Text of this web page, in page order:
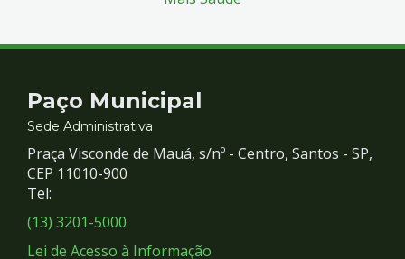
Contato
e
Redes
Sociais
Paço Municipal
Sede Administrativa
Praça Visconde de Mauá, s/nº - Centro, Santos - SP,
CEP 11010-900
Tel:
(13) 3201-5000
Lei de Acesso à Informação